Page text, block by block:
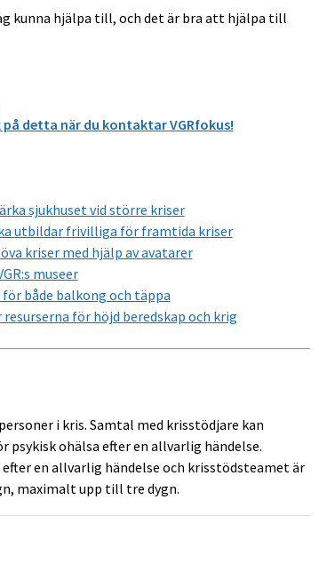
kunna hjälpa till, och det är bra att hjälpa till
detta när du kontaktar VGRfokus!
sjukhuset vid större kriser
utbildar frivilliga för framtida kriser
kriser med hjälp av avatarer
museer
både balkong och täppa
för höjd beredskap och krig
i kris. Samtal med krisstödjare kan
psykisk ohälsa efter en allvarlig händelse.
en allvarlig händelse och krisstödsteamet är
maximalt upp till tre dygn.